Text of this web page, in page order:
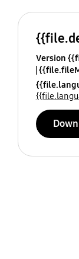
Version